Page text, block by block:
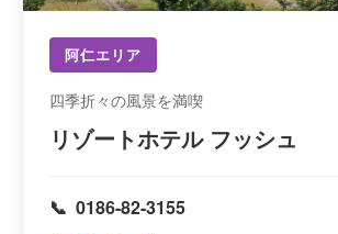
阿仁エリア
四季折々の風景を満喫
リゾートホテル フッシュ
0186-82-3155